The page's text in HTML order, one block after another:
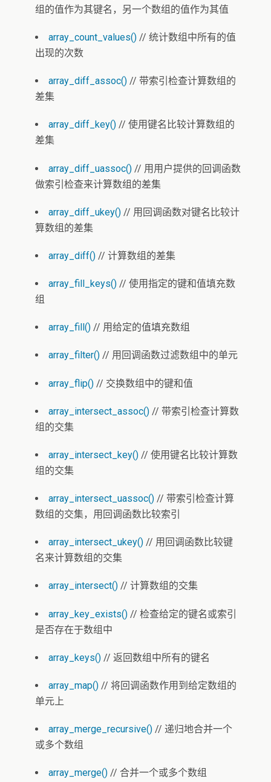
组的值作为其键名，另一个数组的值作为其值
array_count_values() // 统计数组中所有的值
出现的次数
array_diff_assoc() // 带索引检查计算数组的
差集
array_diff_key() // 使用键名比较计算数组的
差集
array_diff_uassoc() // 用用户提供的回调函数
做索引检查来计算数组的差集
array_diff_ukey() // 用回调函数对键名比较计
算数组的差集
array_diff() // 计算数组的差集
array_fill_keys() // 使用指定的键和值填充数
组
array_fill() // 用给定的值填充数组
array_filter() // 用回调函数过滤数组中的单元
array_flip() // 交换数组中的键和值
array_intersect_assoc() // 带索引检查计算数
组的交集
array_intersect_key() // 使用键名比较计算数
组的交集
array_intersect_uassoc() // 带索引检查计算
数组的交集，用回调函数比较索引
array_intersect_ukey() // 用回调函数比较键
名来计算数组的交集
array_intersect() // 计算数组的交集
array_key_exists() // 检查给定的键名或索引
是否存在于数组中
array_keys() // 返回数组中所有的键名
array_map() // 将回调函数作用到给定数组的
单元上
array_merge_recursive() // 递归地合并一个
或多个数组
array_merge() // 合并一个或多个数组